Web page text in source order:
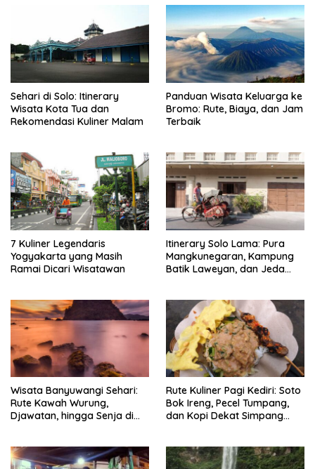
Sehari di Solo: Itinerary
Wisata Kota Tua dan
Rekomendasi Kuliner Malam
Panduan Wisata Keluarga ke
Bromo: Rute, Biaya, dan Jam
Terbaik
7 Kuliner Legendaris
Yogyakarta yang Masih
Ramai Dicari Wisatawan
Itinerary Solo Lama: Pura
Mangkunegaran, Kampung
Batik Laweyan, dan Jeda
Wisata Banyuwangi Sehari:
Rute Kawah Wurung,
Djawatan, hingga Senja di
Rute Kuliner Pagi Kediri: Soto
Bok Ireng, Pecel Tumpang,
dan Kopi Dekat Simpang